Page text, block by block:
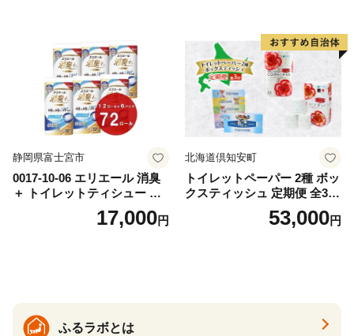
ー 消耗品 備蓄 送料無料 北海
道 倶知安町 日用品
静岡県富士宮市
0017-10-06 エリエール 消臭
＋ トイレットティシュー し
っかり香るフレッシュクリア
の香り ダブル 12ロール×6パ
17,000円
北海道倶知安町
トイレットペーパー 2種 ボッ
クスティッシュ 定期便 全3
回 日本製 まとめ買い 防災
常備品 日用雑貨 消耗品 生活
53,000円
ふるラボとは